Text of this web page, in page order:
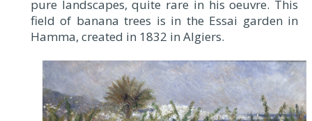
pure landscapes, quite rare in his oeuvre. This
field of banana trees is in the Essai garden in
Hamma, created in 1832 in Algiers.